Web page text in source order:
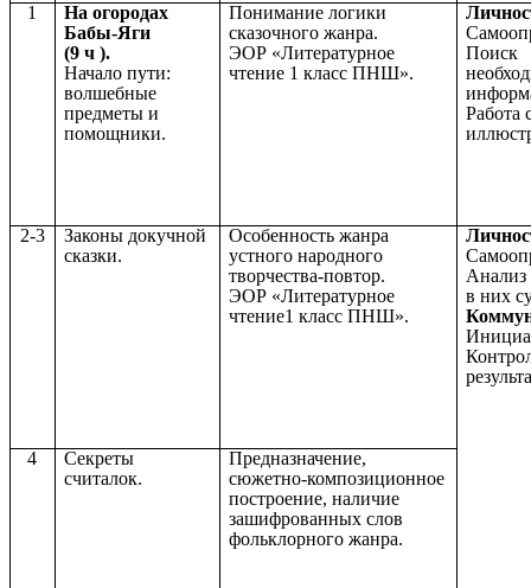
1
На огородах
Бабы-Яги
(9 ч ).
Начало пути:
волшебные
предметы и
помощники.
Понимание логики
сказочного жанра.
ЭОР «Литературное
чтение 1 класс ПНШ».
Поиск
Работа
2-3
Законы докучной
сказки.
Особенность жанра
устного народного
творчества-повтор.
ЭОР «Литературное
чтение1 класс ПНШ».
Анализ
в них
4
Секреты
считалок.
Предназначение,
сюжетно-композиционное
построение, наличие
зашифрованных слов
фольклорного жанра.